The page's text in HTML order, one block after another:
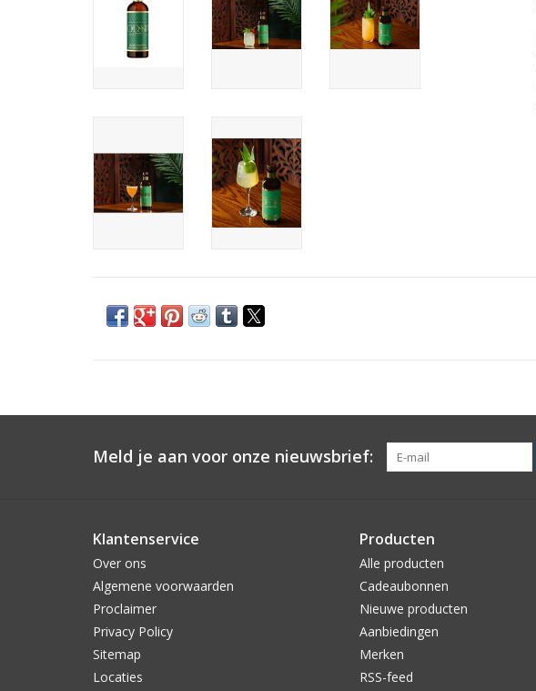
Meld je aan voor onze nieuwsbrief:
Klantenservice
Over ons
Algemene voorwaarden
Proclaimer
Privacy Policy
Sitemap
Locaties
Producten
Alle producten
Cadeaubonnen
Nieuwe producten
Aanbiedingen
Merken
RSS-feed